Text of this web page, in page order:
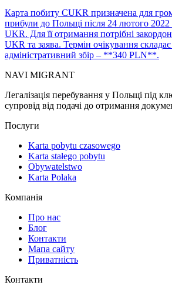
Карта побиту CUKR призначена для
прибули до Польщі після 24 лютого 2022
UKR. Для її отримання потрібні
UKR та заява. Термін очікування
адміністративний збір – **340 PLN**.
NAVI MIGRANT
Легалізація перебування у Польщі під
супровід від подачі до отримання
Послуги
Karta pobytu czasowego
Karta stałego pobytu
Obywatelstwo
Karta Polaka
Компанія
Про нас
Блог
Контакти
Мапа сайту
Приватність
Контакти